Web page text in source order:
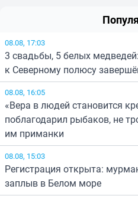
08.08, 17:03
3 свадьбы, 5 белых
к Северному полюсу
08.08, 16:05
«Вера в людей становится
поблагодарил рыбаков, не
им приманки
08.08, 15:03
Регистрация открыта:
заплыв в Белом море